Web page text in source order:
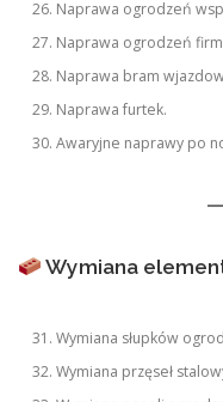
Naprawa ogrodzeń
Naprawa ogrodzeń
Naprawa bram
Naprawa furtek.
Awaryjne naprawy po
Wymiana
Wymiana słupków
Wymiana przęseł